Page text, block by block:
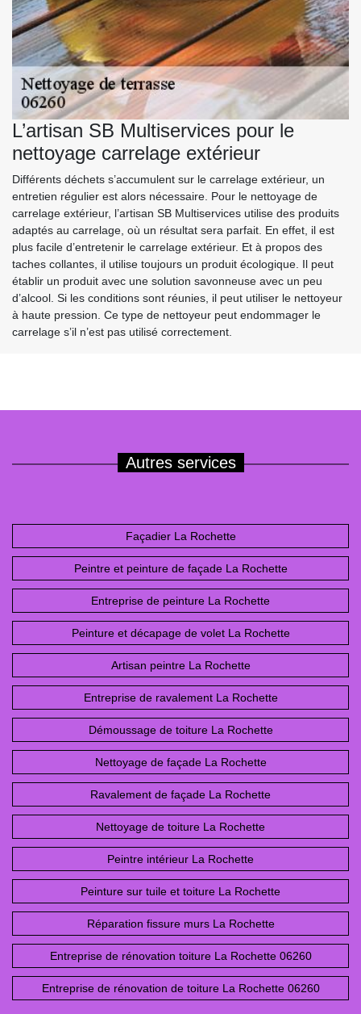
L’artisan SB Multiservices pour le
nettoyage carrelage extérieur
Différents déchets s’accumulent sur le carrelage extérieur, un
entretien régulier est alors nécessaire. Pour le nettoyage de
carrelage extérieur, l’artisan SB Multiservices utilise des produits
adaptés au carrelage, où un résultat sera parfait. En effet, il est
plus facile d’entretenir le carrelage extérieur. Et à propos des
taches collantes, il utilise toujours un produit écologique. Il peut
établir un produit avec une solution savonneuse avec un peu
d’alcool. Si les conditions sont réunies, il peut utiliser le nettoyeur
à haute pression. Ce type de nettoyeur peut endommager le
carrelage s’il n’est pas utilisé correctement.
Autres services
Façadier La Rochette
Peintre et peinture de façade La Rochette
Entreprise de peinture La Rochette
Peinture et décapage de volet La Rochette
Artisan peintre La Rochette
Entreprise de ravalement La Rochette
Démoussage de toiture La Rochette
Nettoyage de façade La Rochette
Ravalement de façade La Rochette
Nettoyage de toiture La Rochette
Peintre intérieur La Rochette
Peinture sur tuile et toiture La Rochette
Réparation fissure murs La Rochette
Entreprise de rénovation toiture La Rochette 06260
Entreprise de rénovation de toiture La Rochette 06260